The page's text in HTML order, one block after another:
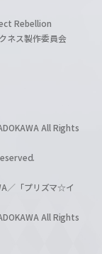
Rebellion
ネス製作委員会
All Rights
／「プリズマ☆イ
All Rights